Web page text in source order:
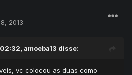
2013
amoeba13 disse:
vc colocou as duas como